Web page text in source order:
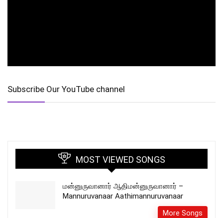
Subscribe Our YouTube channel
MOST VIEWED SONGS
மன்னுருவானார் ஆதிமன்னுருவானார் –
Mannuruvanaar Aathimannuruvanaar
More Songs